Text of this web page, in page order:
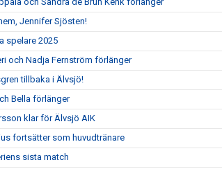
Jennifer Sjösten!
spelare 2025
och Nadja Fernström förlänger
tillbaka i Älvsjö!
Bella förlänger
klar för Älvsjö AIK
fortsätter som huvudtränare
sista match